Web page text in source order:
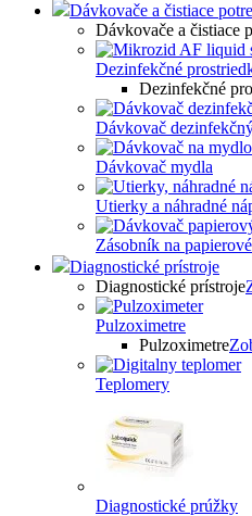
Dávkovače a čistiace
Dávkovače a čistiace
Dezinfekčné
Dezinfekčné
Dávkovač
Dávkovač mydla
Utierky a náhradné
Zásobník na
Diagnostické prístroje
Diagnostické prístroje
Pulzoximetre
Pulzoximetre
Teplomery
Diagnostické prúžky